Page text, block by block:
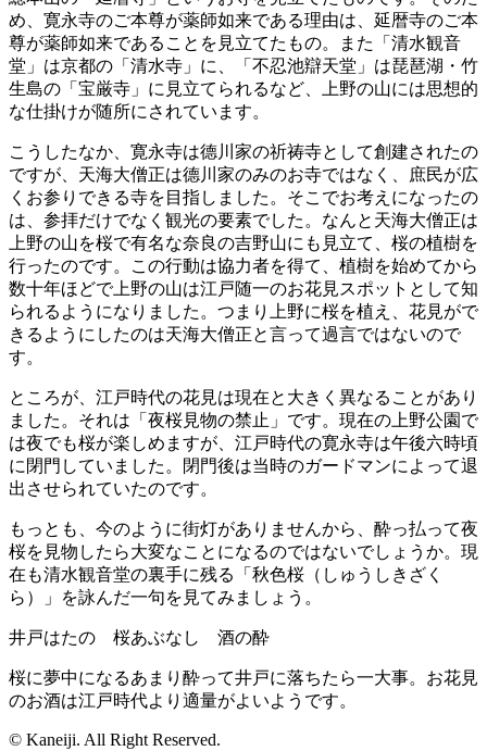
め、寛永寺のご本尊が薬師如来である理由は、延暦寺のご本
尊が薬師如来であることを見立てたもの。また「清水観音
堂」は京都の「清水寺」に、「不忍池辯天堂」は琵琶湖・竹
生島の「宝厳寺」に見立てられるなど、上野の山には思想的
な仕掛けが随所にされています。
こうしたなか、寛永寺は德川家の祈祷寺として創建されたの
ですが、天海大僧正は德川家のみのお寺ではなく、庶民が広
くお参りできる寺を目指しました。そこでお考えになったの
は、参拝だけでなく観光の要素でした。なんと天海大僧正は
上野の山を桜で有名な奈良の吉野山にも見立て、桜の植樹を
行ったのです。この行動は協力者を得て、植樹を始めてから
数十年ほどで上野の山は江戸随一のお花見スポットとして知
られるようになりました。つまり上野に桜を植え、花見がで
きるようにしたのは天海大僧正と言って過言ではないので
す。
ところが、江戸時代の花見は現在と大きく異なることがあり
ました。それは「夜桜見物の禁止」です。現在の上野公園で
は夜でも桜が楽しめますが、江戸時代の寛永寺は午後六時頃
に閉門していました。閉門後は当時のガードマンによって退
出させられていたのです。
もっとも、今のように街灯がありませんから、酔っ払って夜
桜を見物したら大変なことになるのではないでしょうか。現
在も清水観音堂の裏手に残る「秋色桜（しゅうしきざく
ら）」を詠んだ一句を見てみましょう。
井戸はたの 桜あぶなし 酒の酔
桜に夢中になるあまり酔って井戸に落ちたら一大事。お花見
のお酒は江戸時代より適量がよいようです。
© Kaneiji. All Right Reserved.